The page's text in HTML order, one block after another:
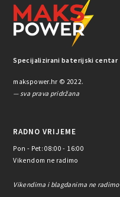
Specijalizirani baterijski centar
makspower.hr © 2022.
— sva prava pridržana
RADNO VRIJEME
Pon - Pet: 08:00 - 16:00
Vikendom ne radimo
Vikendima i blagdanima ne radimo